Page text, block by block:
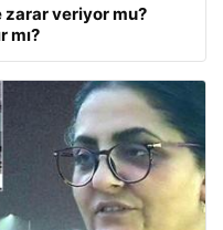
zarar veriyor mu?
mı?